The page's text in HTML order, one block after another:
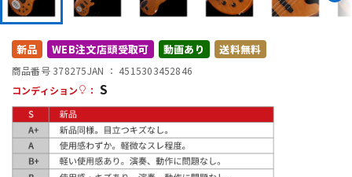
DTM オンライン納品 レコーディング機器
配信/ライブ機器
中古 ヴィンテージ
新品 WEB注文店頭受取可 動画あり 送料無料
商品番号 378275JAN ： 4515303452846
コンディション
： S